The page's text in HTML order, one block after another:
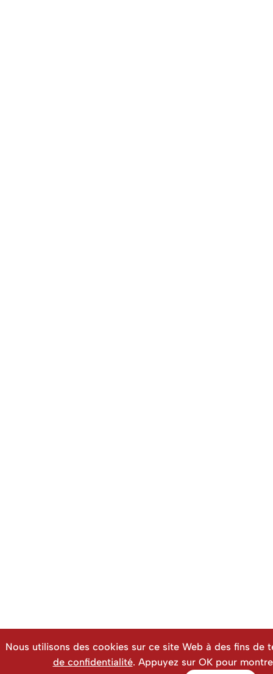
Nous utilisons des cookies sur ce site Web à des fins de
de confidentialité. Appuyez sur OK pour